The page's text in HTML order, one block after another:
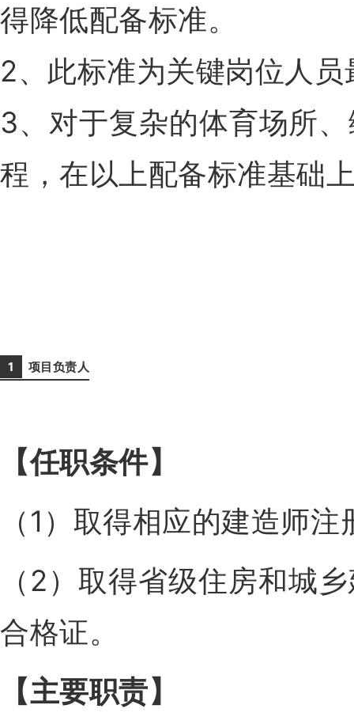
得降低配备标准。
2、此标准为关键岗位人
3、对于复杂的体育场所
程，在以上配备标准基础
1 项目负责人
【任职条件】
（1）取得相应的建造师
（2）取得省级住房和城
合格证。
【主要职责】